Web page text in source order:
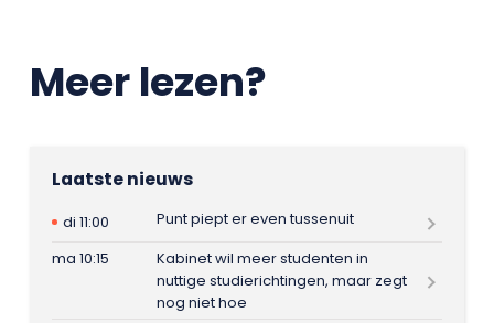
Meer lezen?
Laatste nieuws
di 11:00
Punt piept er even tussenuit
ma 10:15
Kabinet wil meer studenten in
nuttige studierichtingen, maar zegt
nog niet hoe